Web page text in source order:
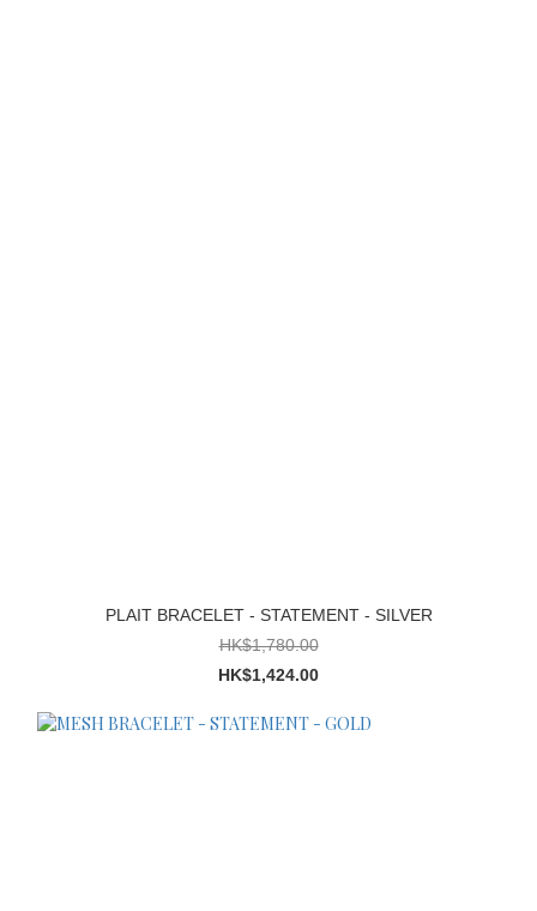
PLAIT BRACELET - STATEMENT - SILVER
HK$1,780.00
HK$1,424.00